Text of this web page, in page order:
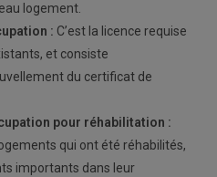
logement.
: C’est la licence requise
et consiste
du certificat de
pour réhabilitation :
qui ont été réhabilités,
importants dans leur